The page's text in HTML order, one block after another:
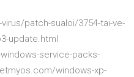
patch-sualoi/3754-tai-ve-
update.html
service-packs-
windows-xp-